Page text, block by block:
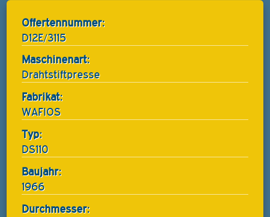
Offertennummer:
D12E/3115
Maschinenart:
Drahtstiftpresse
Fabrikat:
WAFIOS
Typ:
DS110
Baujahr:
1966
Durchmesser: